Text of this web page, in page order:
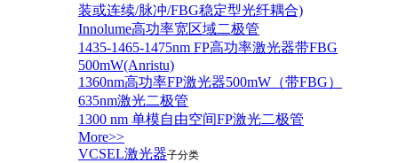
装或连续/脉冲/FBG稳定型光纤耦合)
Innolume高功率宽区域二极管
1435-1465-1475nm FP高功率激光器带FBG
500mW(Anristu)
1360nm高功率FP激光器500mW（带FBG）
635nm激光二极管
1300 nm 单模自由空间FP激光二极管
More>>
VCSEL激光器子分类